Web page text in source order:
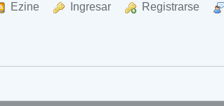
Ezine Ingresar Registrarse